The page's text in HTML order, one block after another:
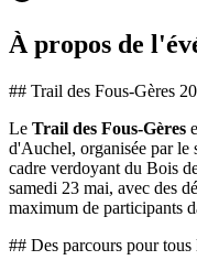
À propos de
## Trail des Fous-Gères
Le Trail des Fous-Gères
d'Auchel, organisée par le
cadre verdoyant du Bois
samedi 23 mai, avec des
maximum de participants
## Des parcours pour